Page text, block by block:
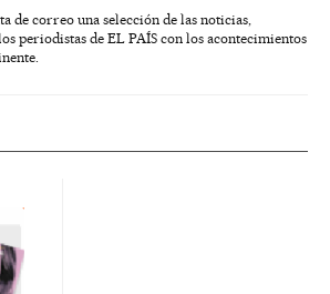
de correo una selección de las noticias,
periodistas de EL PAÍS con los acontecimientos